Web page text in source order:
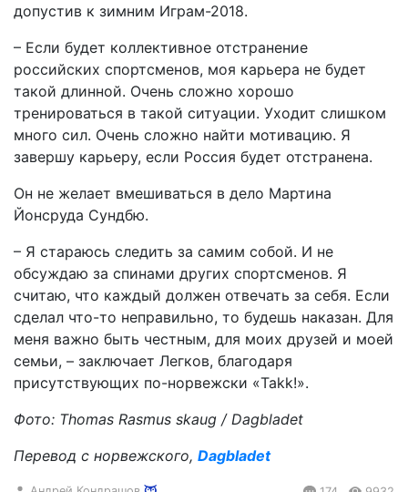
допустив к зимним Играм-2018.
– Если будет коллективное отстранение
российских спортсменов, моя карьера не будет
такой длинной. Очень сложно хорошо
тренироваться в такой ситуации. Уходит слишком
много сил. Очень сложно найти мотивацию. Я
завершу карьеру, если Россия будет отстранена.
Он не желает вмешиваться в дело Мартина
Йонсруда Сундбю.
– Я стараюсь следить за самим собой. И не
обсуждаю за спинами других спортсменов. Я
считаю, что каждый должен отвечать за себя. Если
сделал что-то неправильно, то будешь наказан. Для
меня важно быть честным, для моих друзей и моей
семьи, – заключает Легков, благодаря
присутствующих по-норвежски «Takk!».
Фото: Thomas Rasmus skaug / Dagbladet
Перевод с норвежского, Dagbladet